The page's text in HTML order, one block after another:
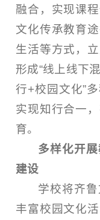
融合，实现课
文化传承教育
生活等方式，
形成“线上线下
行+校园文化”
实现知行合一
育。
多样化开
建设
学校将齐
丰富校园文化